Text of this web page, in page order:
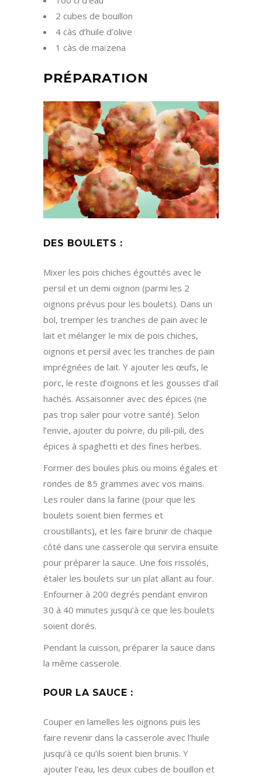
2 cubes de bouillon
4 càs d’huile d’olive
1 càs de maïzena
PRÉPARATION
DES BOULETS :
Mixer les pois chiches égouttés avec le
persil et un demi oignon (parmi les 2
oignons prévus pour les boulets). Dans un
bol, tremper les tranches de pain avec le
lait et mélanger le mix de pois chiches,
oignons et persil avec les tranches de pain
imprégnées de lait. Y ajouter les œufs, le
porc, le reste d’oignons et les gousses d’ail
hachés. Assaisonner avec des épices (ne
pas trop saler pour votre santé). Selon
l’envie, ajouter du poivre, du pili-pili, des
épices à spaghetti et des fines herbes.
Former des boules plus ou moins égales et
rondes de 85 grammes avec vos mains.
Les rouler dans la farine (pour que les
boulets soient bien fermes et
croustillants), et les faire brunir de chaque
côté dans une casserole qui servira ensuite
pour préparer la sauce. Une fois rissolés,
étaler les boulets sur un plat allant au four.
Enfourner à 200 degrés pendant environ
30 à 40 minutes jusqu’à ce que les boulets
soient dorés.
Pendant la cuisson, préparer la sauce dans
la même casserole.
POUR LA SAUCE :
Couper en lamelles les oignons puis les
faire revenir dans la casserole avec l’huile
jusqu’à ce qu’ils soient bien brunis. Y
ajouter l’eau, les deux cubes de bouillon et